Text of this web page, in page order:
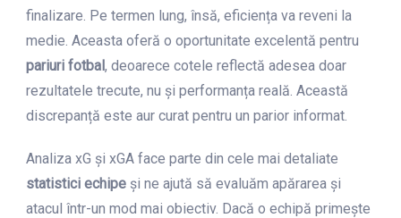
finalizare. Pe termen lung, însă, eficiența va reveni la
medie. Aceasta oferă o oportunitate excelentă pentru
pariuri fotbal, deoarece cotele reflectă adesea doar
rezultatele trecute, nu și performanța reală. Această
discrepanță este aur curat pentru un parior informat.
Analiza xG și xGA face parte din cele mai detaliate
statistici echipe și ne ajută să evaluăm apărarea și
atacul într-un mod mai obiectiv. Dacă o echipă primește